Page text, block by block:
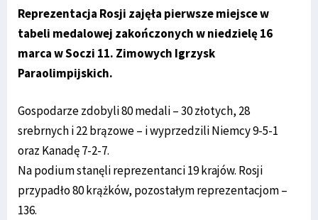
Reprezentacja Rosji zajęła pierwsze miejsce w
tabeli medalowej zakończonych w niedzielę 16
marca w Soczi 11. Zimowych Igrzysk
Paraolimpijskich.
Gospodarze zdobyli 80 medali – 30 złotych, 28
srebrnych i 22 brązowe – i wyprzedzili Niemcy 9-5-1
oraz Kanadę 7-2-7.
Na podium stanęli reprezentanci 19 krajów. Rosji
przypadło 80 krążków, pozostałym reprezentacjom –
136.